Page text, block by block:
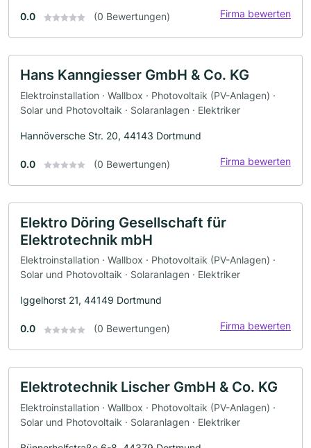
0.0 (0 Bewertungen) Firma bewerten
Hans Kanngiesser GmbH & Co. KG
Elektroinstallation · Wallbox · Photovoltaik (PV-Anlagen) ·
Solar und Photovoltaik · Solaranlagen · Elektriker
Hannöversche Str. 20, 44143 Dortmund
0.0 (0 Bewertungen) Firma bewerten
Elektro Döring Gesellschaft für
Elektrotechnik mbH
Elektroinstallation · Wallbox · Photovoltaik (PV-Anlagen) ·
Solar und Photovoltaik · Solaranlagen · Elektriker
Iggelhorst 21, 44149 Dortmund
0.0 (0 Bewertungen) Firma bewerten
Elektrotechnik Lischer GmbH & Co. KG
Elektroinstallation · Wallbox · Photovoltaik (PV-Anlagen) ·
Solar und Photovoltaik · Solaranlagen · Elektriker